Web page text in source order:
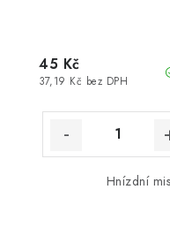
37,19 Kč bez DPH
45 Kč
Hnízdní